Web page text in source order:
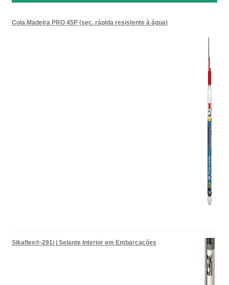
Cola Madeira PRO 45P (sec. rápida resistente à água)
Sikaflex®-291i | Selante Interior em Embarcações